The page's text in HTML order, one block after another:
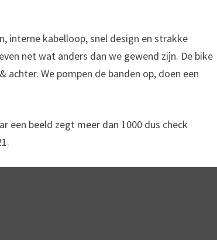
interne kabelloop, snel design en strakke
net wat anders dan we gewend zijn. De bike
We pompen de banden op, doen een
een beeld zegt meer dan 1000 dus check